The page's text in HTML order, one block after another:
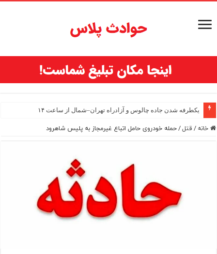
یکطرفه شدن جاده چالوس و آزادراه تهران–شمال از ساعت ۱۴
خانه/قتل/حمله خودروی حامل اتباع غیرمجاز به پلیس شاهرود